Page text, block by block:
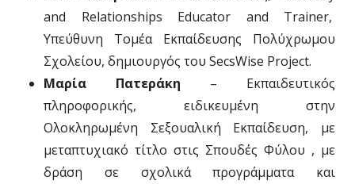
and Relationships Educator and Trainer,
Υπεύθυνη Τομέα Εκπαίδευσης Πολύχρωμου
Σχολείου, δημιουργός του SecsWise Project.
Μαρία Πατεράκη – Εκπαιδευτικός
πληροφορικής, ειδικευμένη στην
Ολοκληρωμένη Σεξουαλική Εκπαίδευση, με
μεταπτυχιακό τίτλο στις Σπουδές Φύλου , με
δράση σε σχολικά προγράμματα και